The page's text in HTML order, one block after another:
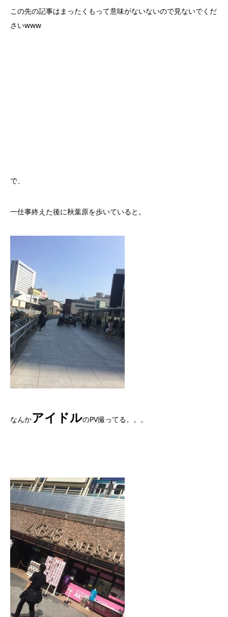
この先の記事はまったくもって意味がないないので見ないでくだ
さいwww
で、
一仕事終えた後に秋葉原を歩いていると。
なんかアイドルのPV撮ってる。。。